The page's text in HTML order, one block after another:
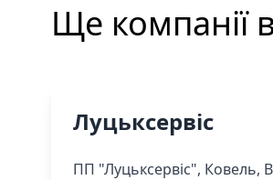
Ще компанії
Луцьксервіс
ПП "Луцьксервіс", Ковель,